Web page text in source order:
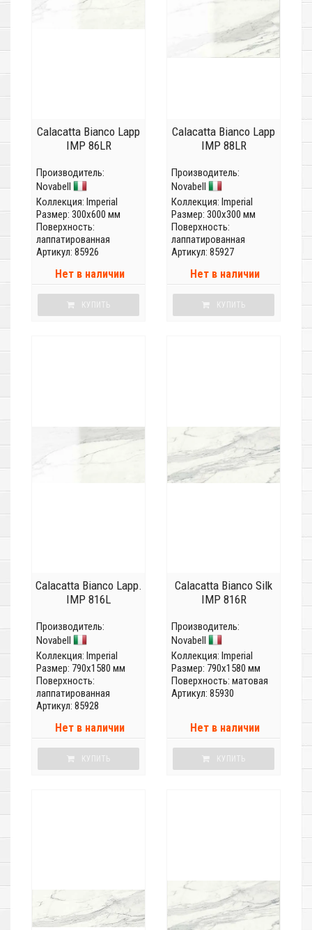
Calacatta Bianco Lapp
IMP 86LR
Производитель:
Novabell
Коллекция: Imperial
Размер: 300x600 мм
Поверхность:
лаппатированная
Артикул: 85926
Нет в наличии
КУПИТЬ
Calacatta Bianco Lapp
IMP 88LR
Производитель:
Novabell
Коллекция: Imperial
Размер: 300x300 мм
Поверхность:
лаппатированная
Артикул: 85927
Нет в наличии
КУПИТЬ
Calacatta Bianco Lapp.
IMP 816L
Производитель:
Novabell
Коллекция: Imperial
Размер: 790x1580 мм
Поверхность:
лаппатированная
Артикул: 85928
Нет в наличии
КУПИТЬ
Calacatta Bianco Silk
IMP 816R
Производитель:
Novabell
Коллекция: Imperial
Размер: 790x1580 мм
Поверхность: матовая
Артикул: 85930
Нет в наличии
КУПИТЬ